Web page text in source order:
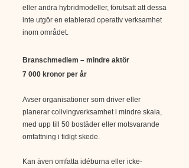
eller andra hybridmodeller, förutsatt att dessa
inte utgör en etablerad operativ verksamhet
inom området.
Branschmedlem – mindre aktör
7 000 kronor per år
Avser organisationer som driver eller
planerar colivingverksamhet i mindre skala,
med upp till 50 bostäder eller motsvarande
omfattning i tidigt skede.
Kan även omfatta idéburna eller icke-